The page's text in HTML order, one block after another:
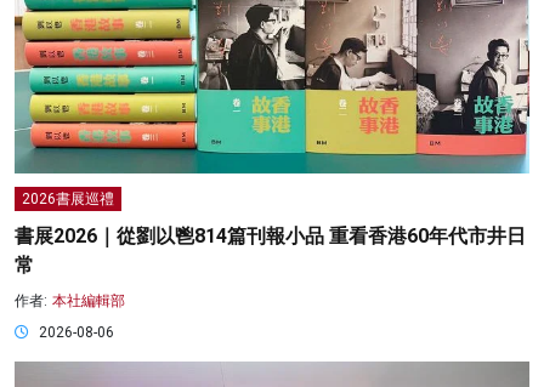
2026書展巡禮
書展2026｜從劉以鬯814篇刊報小品 重看香港60年代市井日
常
作者: 本社編輯部
2026-08-06